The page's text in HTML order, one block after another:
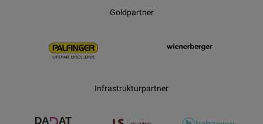
Goldpartner
Infrastrukturpartner